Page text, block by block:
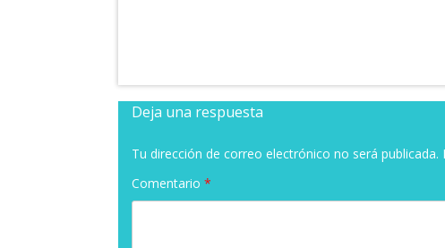
Deja una respuesta
Tu dirección de correo electrónico no será publicada.
Comentario *